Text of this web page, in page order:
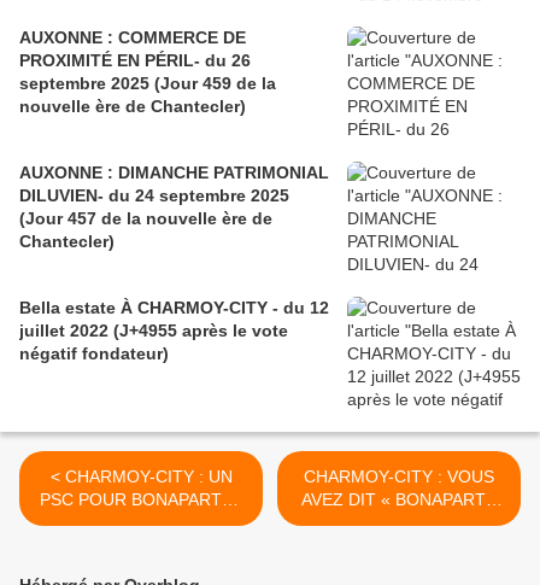
AUXONNE : COMMERCE DE
PROXIMITÉ EN PÉRIL- du 26
septembre 2025 (Jour 459 de la
nouvelle ère de Chantecler)
AUXONNE : DIMANCHE PATRIMONIAL
DILUVIEN- du 24 septembre 2025
(Jour 457 de la nouvelle ère de
Chantecler)
Bella estate À CHARMOY-CITY - du 12
juillet 2022 (J+4955 après le vote
négatif fondateur)
< CHARMOY-CITY : UN
PSC POUR BONAPARTE !
(ÉPISODE N°6) - du 03
CHARMOY-CITY : VOUS
AVEZ DIT « BONAPARTE
AU RABAIS » ? - du 9 août